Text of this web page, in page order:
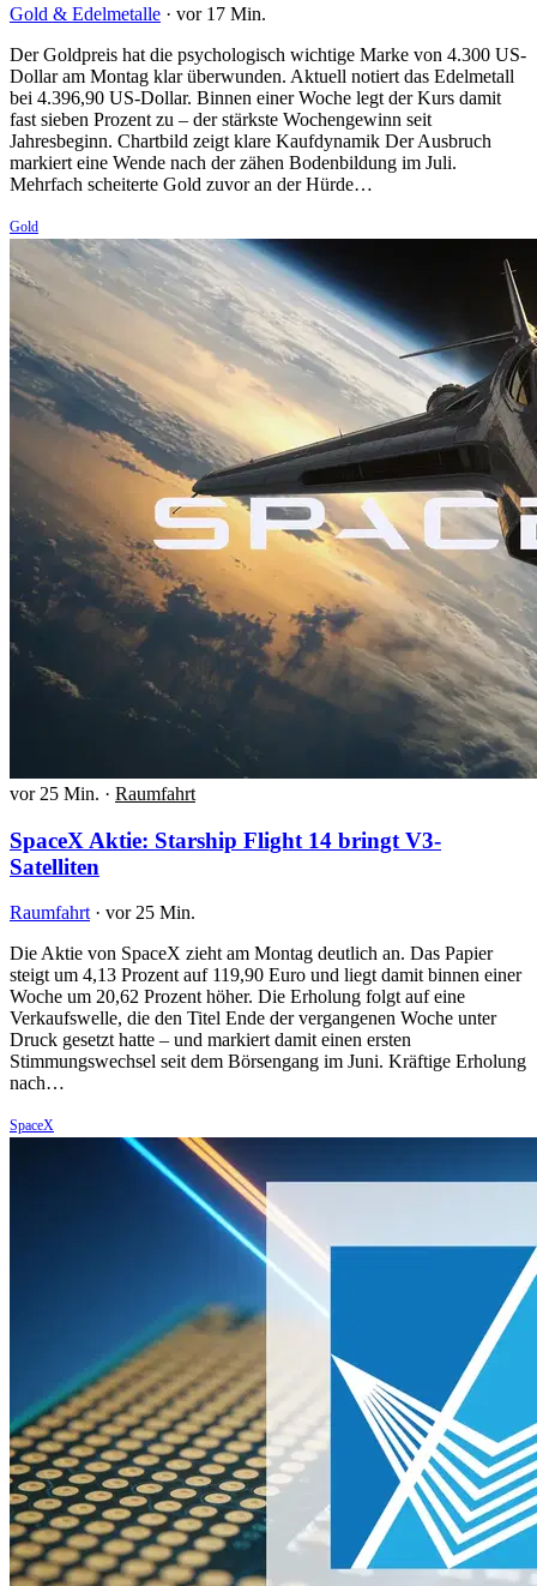
Gold & Edelmetalle · vor 17 Min.
Der Goldpreis hat die psychologisch wichtige Marke von 4.300 US-
Dollar am Montag klar überwunden. Aktuell notiert das Edelmetall
bei 4.396,90 US-Dollar. Binnen einer Woche legt der Kurs damit
fast sieben Prozent zu – der stärkste Wochengewinn seit
Jahresbeginn. Chartbild zeigt klare Kaufdynamik Der Ausbruch
markiert eine Wende nach der zähen Bodenbildung im Juli.
Mehrfach scheiterte Gold zuvor an der Hürde…
Gold
vor 25 Min. · Raumfahrt
SpaceX Aktie: Starship Flight 14 bringt V3-
Satelliten
Raumfahrt · vor 25 Min.
Die Aktie von SpaceX zieht am Montag deutlich an. Das Papier
steigt um 4,13 Prozent auf 119,90 Euro und liegt damit binnen einer
Woche um 20,62 Prozent höher. Die Erholung folgt auf eine
Verkaufswelle, die den Titel Ende der vergangenen Woche unter
Druck gesetzt hatte – und markiert damit einen ersten
Stimmungswechsel seit dem Börsengang im Juni. Kräftige Erholung
nach…
SpaceX